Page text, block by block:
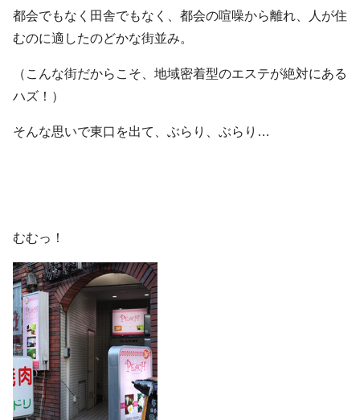
都会でもなく田舎でもなく、都会の喧噪から離れ、人が住
むのに適したのどかな街並み。
（こんな街だからこそ、地域密着型のエステが絶対にある
ハズ！）
そんな思いで東口を出て、ぶらり、ぶらり…
むむっ！